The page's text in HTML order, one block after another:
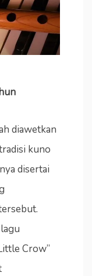
diawetkan
kuno
disertai
Crow”